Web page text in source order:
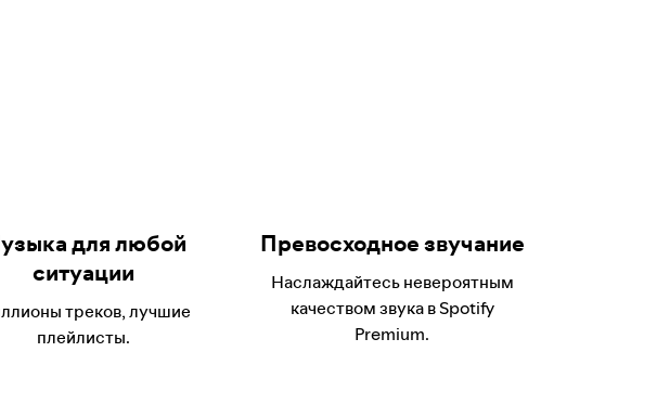
для любой
ситуации
треков, лучшие
плейлисты.
Превосходное звучание
Наслаждайтесь невероятным
качеством звука в Spotify
Premium.